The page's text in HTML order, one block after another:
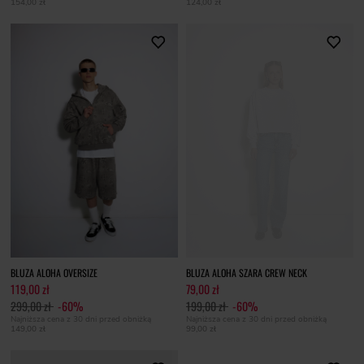
154,00 zł 124,00 zł
BLUZA ALOHA OVERSIZE
119,00 zł
299,00 zł -60%
Najniższa cena z 30 dni przed obniżką
149,00 zł
BLUZA ALOHA SZARA CREW NECK
79,00 zł
199,00 zł -60%
Najniższa cena z 30 dni przed obniżką
99,00 zł